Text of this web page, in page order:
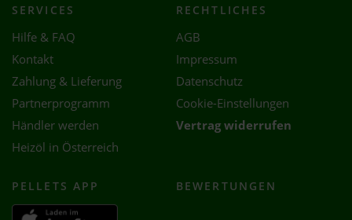
SERVICES
Hilfe & FAQ
Kontakt
Zahlung & Lieferung
Partnerprogramm
Händler werden
Heizöl in Österreich
RECHTLICHES
AGB
Impressum
Datenschutz
Cookie-Einstellungen
Vertrag widerrufen
PELLETS APP BEWERTUNGEN